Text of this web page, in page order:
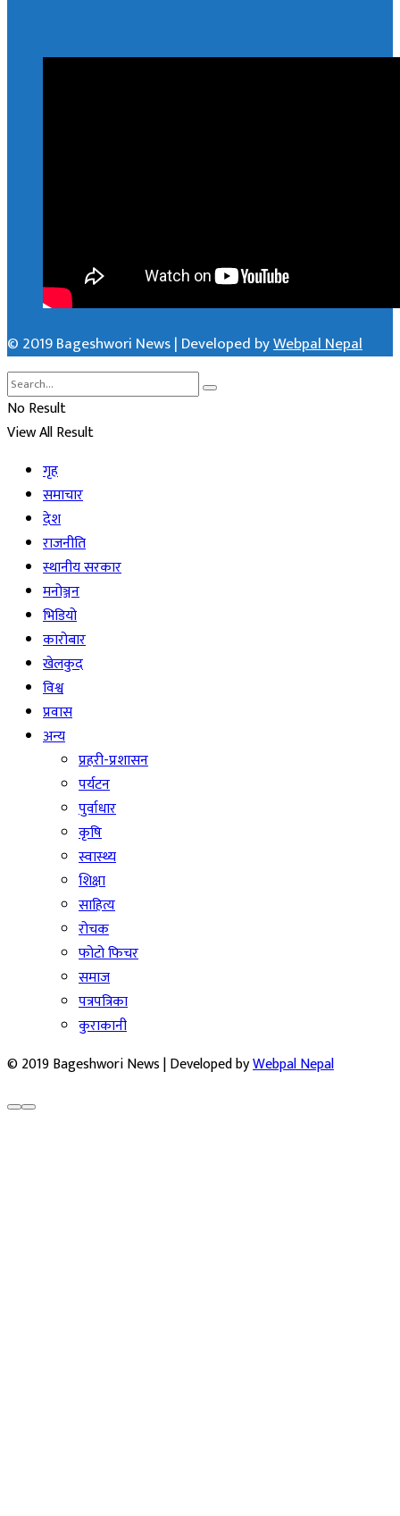
© 2019 Bageshwori News | Developed byWebpal Nepal
No Result
View All Result
गृह
समाचार
देश
राजनीति
स्थानीय सरकार
मनोञ्जन
भिडियो
कारोबार
खेलकुद
विश्व
प्रवास
अन्य
प्रहरी-प्रशासन
पर्यटन
पुर्वाधार
कृषि
स्वास्थ्य
शिक्षा
साहित्य
रोचक
फोटो फिचर
समाज
पत्रपत्रिका
कुराकानी
© 2019 Bageshwori News | Developed byWebpal Nepal